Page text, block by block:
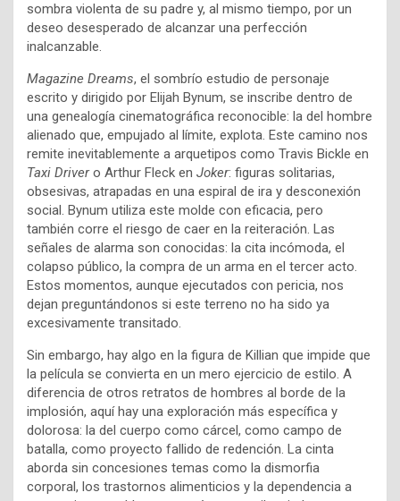
sombra violenta de su padre y, al mismo tiempo, por un
deseo desesperado de alcanzar una perfección
inalcanzable.
Magazine Dreams, el sombrío estudio de personaje
escrito y dirigido por Elijah Bynum, se inscribe dentro de
una genealogía cinematográfica reconocible: la del hombre
alienado que, empujado al límite, explota. Este camino nos
remite inevitablemente a arquetipos como Travis Bickle en
Taxi Drivero Arthur Fleck en Joker: figuras solitarias,
obsesivas, atrapadas en una espiral de ira y desconexión
social. Bynum utiliza este molde con eficacia, pero
también corre el riesgo de caer en la reiteración. Las
señales de alarma son conocidas: la cita incómoda, el
colapso público, la compra de un arma en el tercer acto.
Estos momentos, aunque ejecutados con pericia, nos
dejan preguntándonos si este terreno no ha sido ya
excesivamente transitado.
Sin embargo, hay algo en la figura de Killian que impide que
la película se convierta en un mero ejercicio de estilo. A
diferencia de otros retratos de hombres al borde de la
implosión, aquí hay una exploración más específica y
dolorosa: la del cuerpo como cárcel, como campo de
batalla, como proyecto fallido de redención. La cinta
aborda sin concesiones temas como la dismorfia
corporal, los trastornos alimenticios y la dependencia a